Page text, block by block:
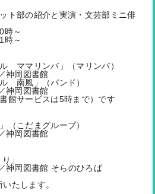
部の紹介と実演・文芸部ミニ俳
～
～
ママリンバ」（マリンバ）
岡図書館
南風」（バンド）
岡図書館
ービスは5時まで）です
（こだまグループ）
岡図書館
」
図書館 そらのひろば
たします。